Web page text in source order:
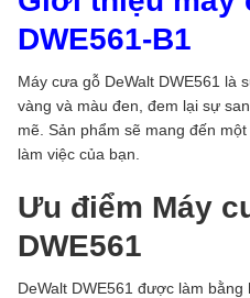
DWE561-B1
Máy cưa gỗ DeWalt DWE561 là
vàng và màu đen, đem lại sự
mẽ. Sản phẩm sẽ mang đến
làm việc của bạn.
Ưu điểm Máy
DWE561
DeWalt DWE561 được làm